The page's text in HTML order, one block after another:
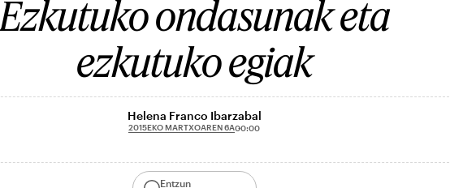
Ezkutuko ondasunak eta
ezkutuko egiak
Helena Franco Ibarzabal
2015EKO MARTXOAREN 6A00:00
Entzun